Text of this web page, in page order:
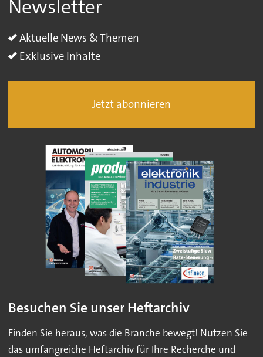
Newsletter
Aktuelle News & Themen
Exklusive Inhalte
Jetzt abonnieren
Besuchen Sie unser Heftarchiv
Finden Sie heraus, was die Branche bewegt! Nutzen Sie
das umfangreiche Heftarchiv für Ihre Recherche und